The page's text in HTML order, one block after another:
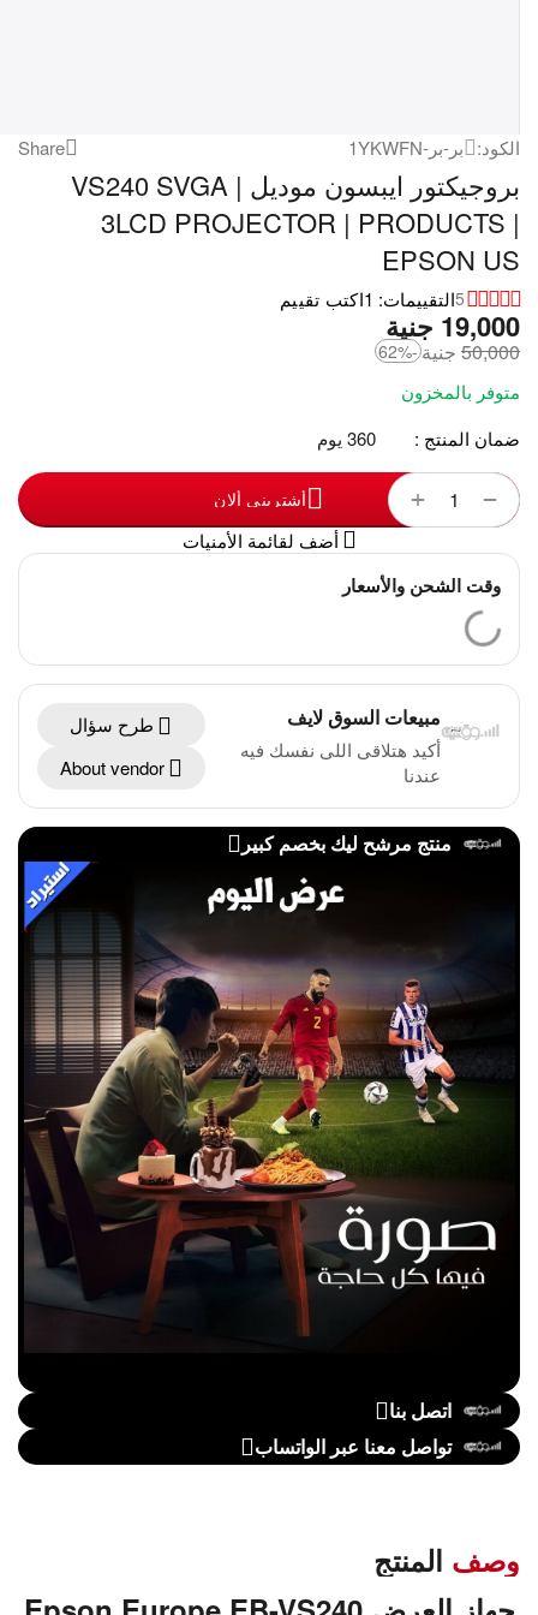
الكود: بر-بر-1YKWFN Share
بروجيكتور ايبسون موديل | VS240 SVGA
3LCD PROJECTOR | PRODUCTS |
EPSON US
5التقييمات: 1 اكتب تقييم
جنية 19,000
جنية 50,000
-62%
متوفر بالمخزون
ضمان المنتج :
360 يوم
+ − أشترينى ألان
أضف لقائمة الأمنيات
وقت الشحن والأسعار
مبيعات السوق لايف
أكيد هتلاقى اللى نفسك فيه
عندنا
طرح سؤال
About vendor
منتج مرشح ليك بخصم كبير
اتصل بنا
تواصل معنا عبر الواتساب
وصف المنتج